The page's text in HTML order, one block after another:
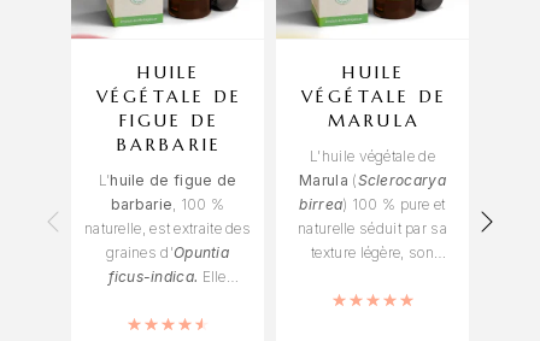
HUILE
VÉGÉTALE DE
FIGUE DE
BARBARIE
L’huile de figue de
barbarie, 100 %
naturelle, est extraite des
graines d’Opuntia
ficus-indica. Elle
peau. De plus, elle aide à
HUILE
VÉGÉTALE DE
MARULA
L’huile végétale de
Marula (Sclerocarya
birrea) 100 % pure et
naturelle séduit par sa
texture légère, son
extraction douce par
Note